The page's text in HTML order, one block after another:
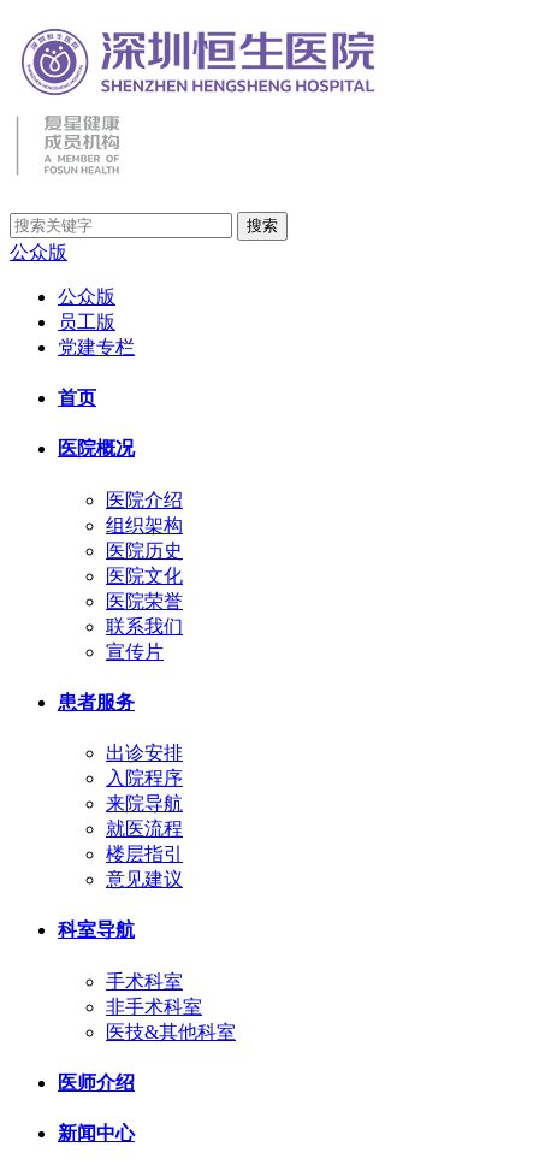
公众版
公众版
员工版
党建专栏
首页
医院概况
医院介绍
组织架构
医院历史
医院文化
医院荣誉
联系我们
宣传片
患者服务
出诊安排
入院程序
来院导航
就医流程
楼层指引
意见建议
科室导航
手术科室
非手术科室
医技&其他科室
医师介绍
新闻中心